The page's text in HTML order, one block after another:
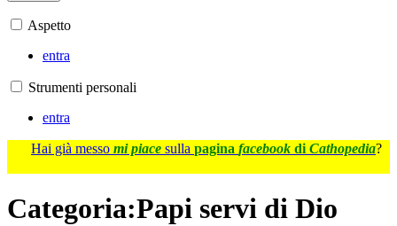
Aspetto
entra
Strumenti personali
entra
Hai già messo mi piace sulla pagina facebook di Cathopedia?
Categoria:Papi servi di Dio